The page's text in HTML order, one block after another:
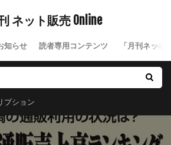
知らせ 読者専用コンテンツ 「月刊ネット
プション